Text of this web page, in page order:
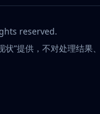
reserved.
状”提供，不对处理结果